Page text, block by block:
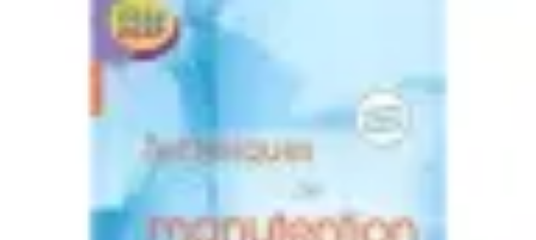
Tout sur le Padel
Entraînement et Techniques
Techniques et
ÉquipementTendances
Tout sur le Padel